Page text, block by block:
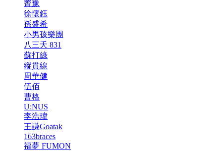
齊豫
徐懷鈺
孫盛希
小男孩樂團
八三夭 831
蘇打綠
縱貫線
周華健
伍佰
曹格
U:NUS
李浩瑋
王謙Goatak
163braces
福夢 FUMON